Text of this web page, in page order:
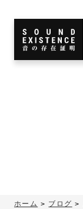
ホーム ブログ